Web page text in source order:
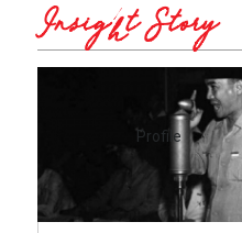
Profile
Insight Story